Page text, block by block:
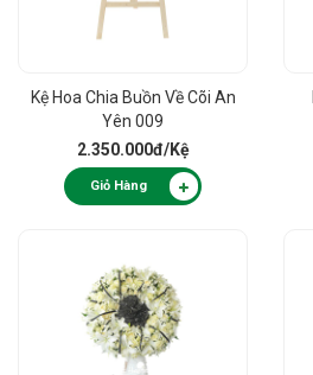
Kệ Hoa Chia Buồn Về Cõi An
Yên 009
2.350.000đ/Kệ
Giỏ Hàng